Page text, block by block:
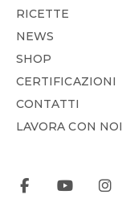
RICETTE
NEWS
SHOP
CERTIFICAZIONI
CONTATTI
LAVORA CON NOI